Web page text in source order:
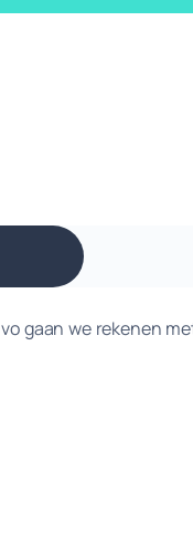
gaan we rekenen